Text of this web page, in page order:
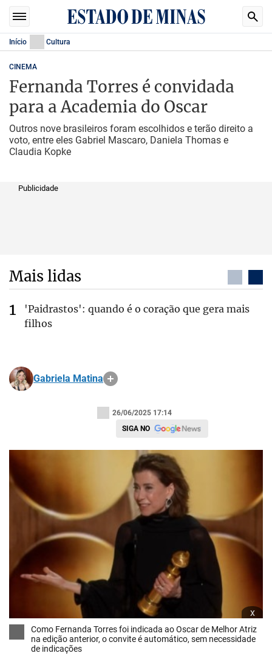
Início Cultura
CINEMA
Fernanda Torres é convidada
para a Academia do Oscar
Outros nove brasileiros foram escolhidos e terão direito a
voto, entre eles Gabriel Mascaro, Daniela Thomas e
Claudia Kopke
Publicidade
Mais lidas
'Paidrastos': quando é o coração que gera mais
filhos
Gabriela Matina
26/06/2025 17:14
SIGA NO
x
Como Fernanda Torres foi indicada ao Oscar de Melhor Atriz
na edição anterior, o convite é automático, sem necessidade
de indicações